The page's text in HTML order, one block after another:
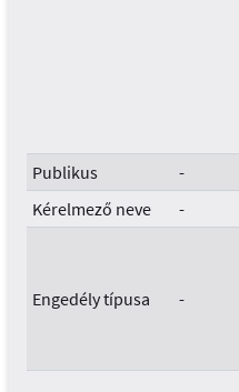
Publikus
-
Kérelmező neve
-
Engedély típusa -